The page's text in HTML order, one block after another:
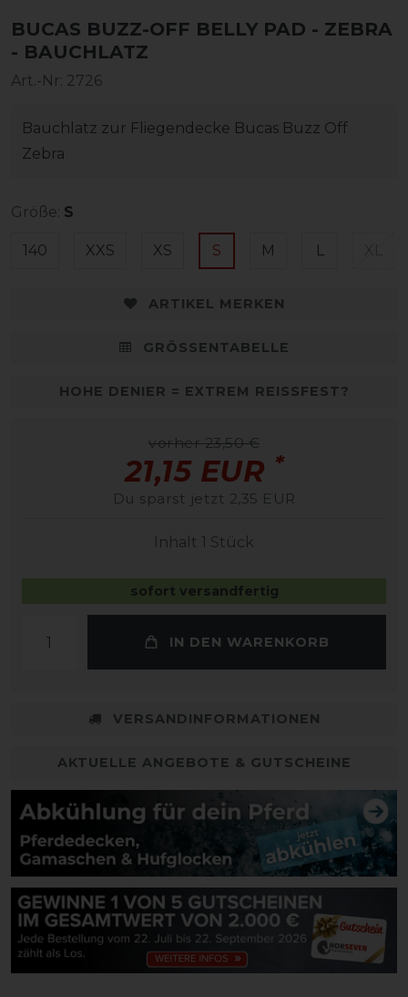
BUCAS BUZZ-OFF BELLY PAD - ZEBRA
- BAUCHLATZ
Art.-Nr: 2726
Bauchlatz zur Fliegendecke Bucas Buzz Off
Zebra
Größe: S
140 XXS XS S M L
ARTIKEL MERKEN
GRÖSSENTABELLE
HOHE DENIER = EXTREM REISSFEST?
vorher 23,50 €
21,15 EUR *
Du sparst jetzt 2,35 EUR
Inhalt 1 Stück
sofort versandfertig
IN DEN WARENKORB
VERSANDINFORMATIONEN
AKTUELLE ANGEBOTE & GUTSCHEINE